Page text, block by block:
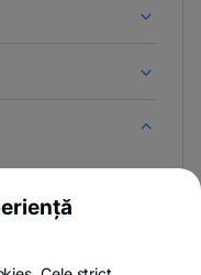
& Blogul BT.